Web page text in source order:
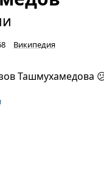
Википедия
Ташмухамедова